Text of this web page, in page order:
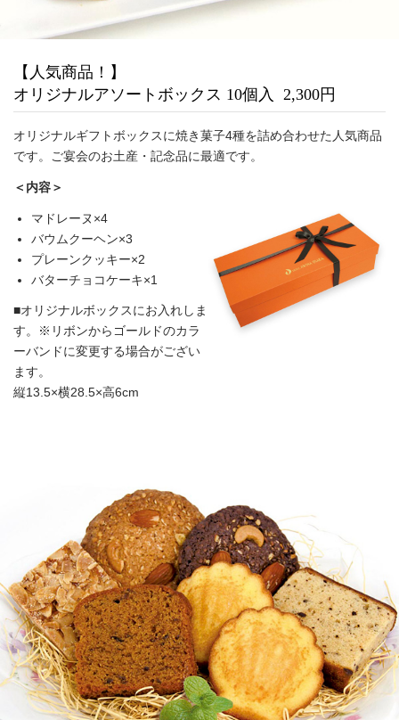
【人気商品！】
オリジナルアソートボックス 10個入 2,300円
オリジナルギフトボックスに焼き菓子4種を詰め合わせた人気商品
です。ご宴会のお土産・記念品に最適です。
＜内容＞
マドレーヌ×4
バウムクーヘン×3
プレーンクッキー×2
バターチョコケーキ×1
■オリジナルボックスにお入れしま
す。※リボンからゴールドのカラ
ーバンドに変更する場合がござい
ます。
縦13.5×横28.5×高6cm